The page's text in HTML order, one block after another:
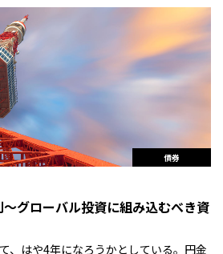
債券
グローバル投資に組み込むべき資
、はや4年になろうかとしている。円金